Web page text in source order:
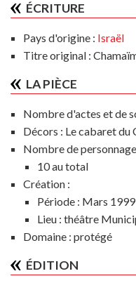
ÉCRITURE
Pays d'origine : Israël
Titre original :
LA PIÈCE
Nombre d'actes et de
Décors : Le cabaret du
Nombre de
10 au total
Création :
Période : Mars 1999
Lieu : théâtre
Domaine : protégé
ÉDITION